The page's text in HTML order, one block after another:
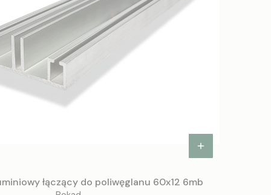
łączący do poliwęglanu 60x12 6mb